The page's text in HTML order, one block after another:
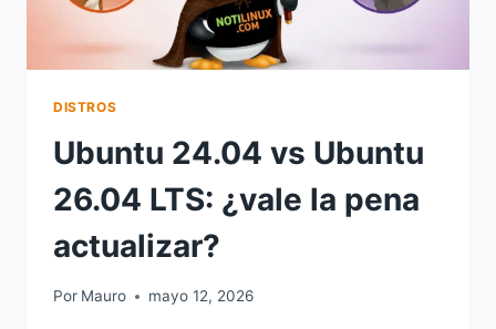
DISTROS
Ubuntu 24.04 vs Ubuntu
26.04 LTS: ¿vale la pena
actualizar?
Por Mauro mayo 12, 2026